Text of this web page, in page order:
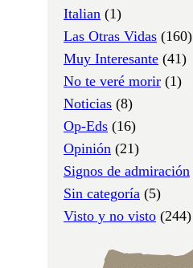
Italian (1)
Las Otras Vidas (160)
Muy Interesante (41)
No te veré morir (1)
Noticias (8)
Op-Eds (16)
Opinión (21)
Signos de admiración
Sin categoría (5)
Visto y no visto (244)